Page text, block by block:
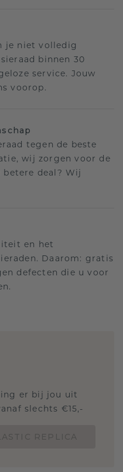
je niet volledig
binnen 30
service. Jouw
voorop.
tegen de beste
wij zorgen voor de
betere deal? Wij
en het
Daarom: gratis
defecten die u voor
er bij jou uit
slechts €15,-